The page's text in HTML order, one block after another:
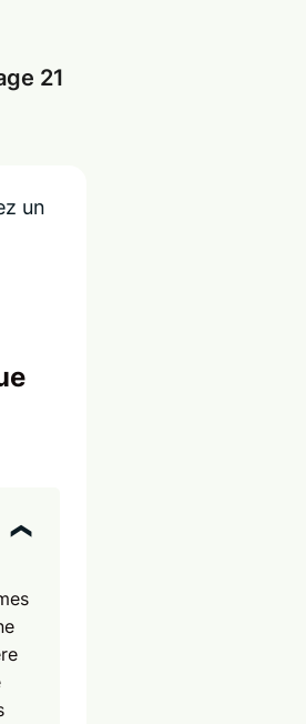
21
un